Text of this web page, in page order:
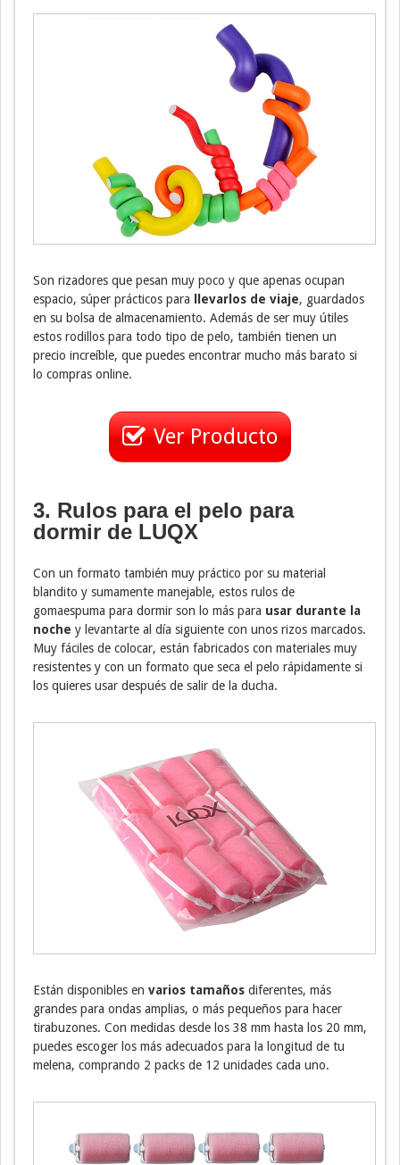
Son rizadores que pesan muy poco y que apenas ocupan
espacio, súper prácticos para llevarlos de viaje, guardados
en su bolsa de almacenamiento. Además de ser muy útiles
estos rodillos para todo tipo de pelo, también tienen un
precio increíble, que puedes encontrar mucho más barato si
lo compras online.
Ver Producto
3. Rulos para el pelo para
dormir de LUQX
Con un formato también muy práctico por su material
blandito y sumamente manejable, estos rulos de
gomaespuma para dormir son lo más para usar durante la
noche y levantarte al día siguiente con unos rizos marcados.
Muy fáciles de colocar, están fabricados con materiales muy
resistentes y con un formato que seca el pelo rápidamente si
los quieres usar después de salir de la ducha.
Están disponibles en varios tamaños diferentes, más
grandes para ondas amplias, o más pequeños para hacer
tirabuzones. Con medidas desde los 38 mm hasta los 20 mm,
puedes escoger los más adecuados para la longitud de tu
melena, comprando 2 packs de 12 unidades cada uno.